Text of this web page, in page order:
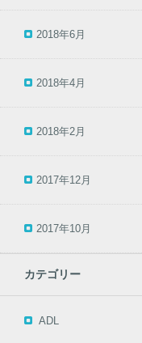
2018年6月
2018年4月
2018年2月
2017年12月
2017年10月
カテゴリー
ADL